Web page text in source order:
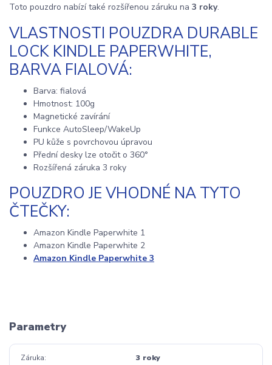
Toto pouzdro nabízí také rozšířenou záruku na 3 roky.
VLASTNOSTI POUZDRA DURABLE
LOCK KINDLE PAPERWHITE,
BARVA FIALOVÁ:
Barva: fialová
Hmotnost: 100g
Magnetické zavírání
Funkce AutoSleep/WakeUp
PU kůže s povrchovou úpravou
Přední desky lze otočit o 360°
Rozšířená záruka 3 roky
POUZDRO JE VHODNÉ NA TYTO
ČTEČKY:
Amazon Kindle Paperwhite 1
Amazon Kindle Paperwhite 2
Amazon Kindle Paperwhite 3
Parametry
Záruka 3 roky